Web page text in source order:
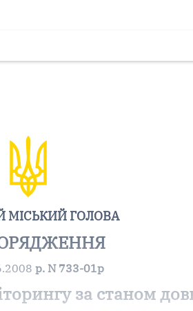
МІСЬКИЙ ГОЛОВА
р. N 733-01р
за станом